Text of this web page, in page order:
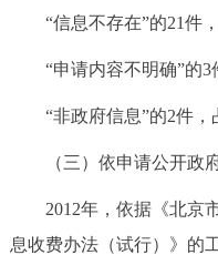
“信息不存在”的21件，
“申请内容不明确”的3
“非政府信息”的2件，占
（三）依申请公开政
2012年，依据《北京市
息收费办法（试行）》的